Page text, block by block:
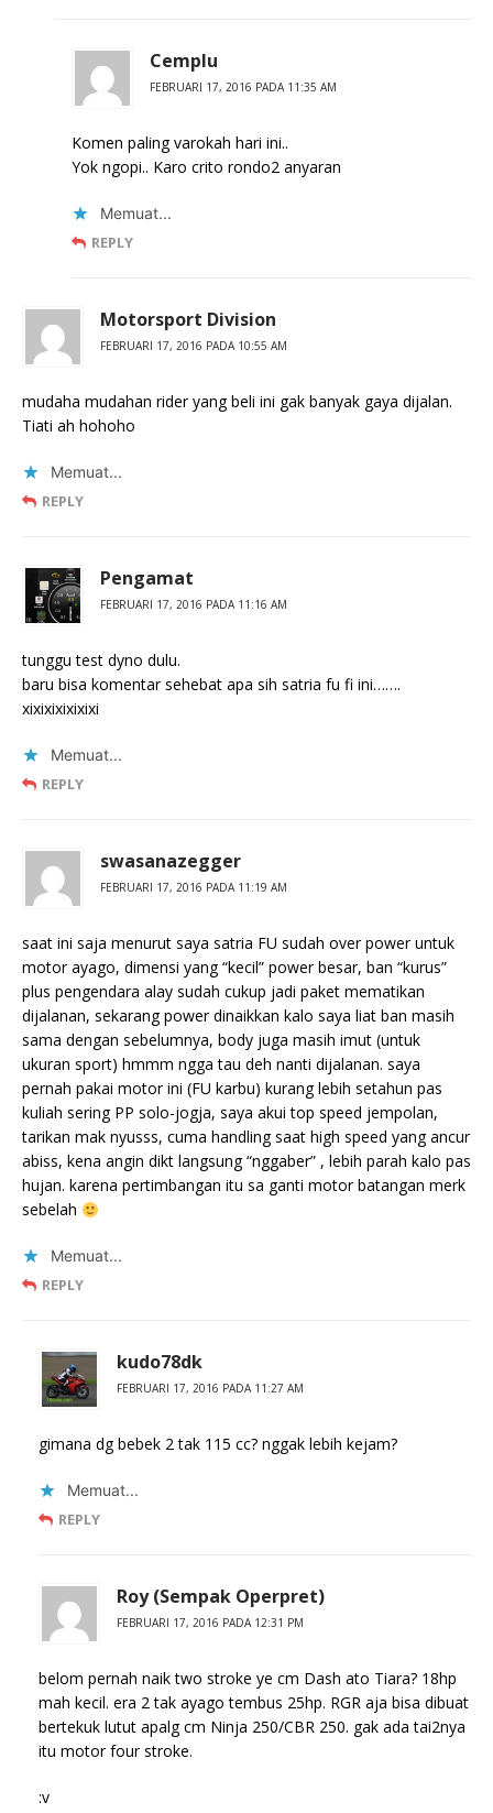
Cemplu
FEBRUARI 17, 2016 PADA 11:35 AM
Komen paling varokah hari ini..
Yok ngopi.. Karo crito rondo2 anyaran
Memuat...
REPLY
Motorsport Division
FEBRUARI 17, 2016 PADA 10:55 AM
mudaha mudahan rider yang beli ini gak banyak gaya dijalan.
Tiati ah hohoho
Memuat...
REPLY
Pengamat
FEBRUARI 17, 2016 PADA 11:16 AM
tunggu test dyno dulu.
baru bisa komentar sehebat apa sih satria fu fi ini…….
xixixixixixixi
Memuat...
REPLY
swasanazegger
FEBRUARI 17, 2016 PADA 11:19 AM
saat ini saja menurut saya satria FU sudah over power untuk
motor ayago, dimensi yang “kecil” power besar, ban “kurus”
plus pengendara alay sudah cukup jadi paket mematikan
dijalanan, sekarang power dinaikkan kalo saya liat ban masih
sama dengan sebelumnya, body juga masih imut (untuk
ukuran sport) hmmm ngga tau deh nanti dijalanan. saya
pernah pakai motor ini (FU karbu) kurang lebih setahun pas
kuliah sering PP solo-jogja, saya akui top speed jempolan,
tarikan mak nyusss, cuma handling saat high speed yang ancur
abiss, kena angin dikt langsung “nggaber” , lebih parah kalo pas
hujan. karena pertimbangan itu sa ganti motor batangan merk
sebelah
Memuat...
REPLY
kudo78dk
FEBRUARI 17, 2016 PADA 11:27 AM
gimana dg bebek 2 tak 115 cc? nggak lebih kejam?
Memuat...
REPLY
Roy (Sempak Operpret)
FEBRUARI 17, 2016 PADA 12:31 PM
belom pernah naik two stroke ye cm Dash ato Tiara? 18hp
mah kecil. era 2 tak ayago tembus 25hp. RGR aja bisa dibuat
bertekuk lutut apalg cm Ninja 250/CBR 250. gak ada tai2nya
itu motor four stroke.
:v